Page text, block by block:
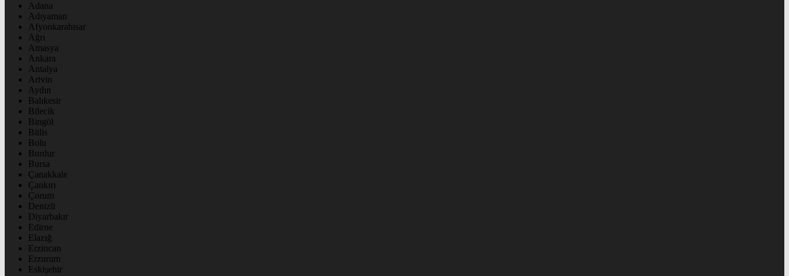
Adana
Adıyaman
Afyonkarahisar
Ağrı
Amasya
Ankara
Antalya
Artvin
Aydın
Balıkesir
Bilecik
Bingöl
Bitlis
Bolu
Burdur
Bursa
Çanakkale
Çankırı
Çorum
Denizli
Diyarbakır
Edirne
Elazığ
Erzincan
Erzurum
Eskişehir